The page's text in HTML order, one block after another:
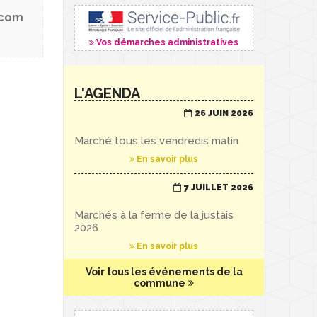
Vos démarches administratives
L'AGENDA
26 JUIN 2026
Marché tous les vendredis matin
En savoir plus
7 JUILLET 2026
Marchés à la ferme de la justais
2026
En savoir plus
Voir tous les événements de la
commune